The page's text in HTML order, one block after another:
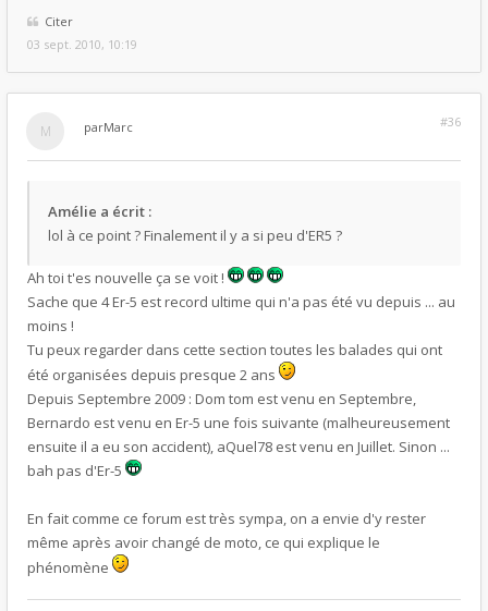
Citer
03 sept. 2010, 10:19
#36
parMarc
Amélie a écrit :
lol à ce point ? Finalement il y a si peu d'ER5 ?
Ah toi t'es nouvelle ça se voit !
Sache que 4 Er-5 est record ultime qui n'a pas été vu depuis ... au
moins !
Tu peux regarder dans cette section toutes les balades qui ont
été organisées depuis presque 2 ans
Depuis Septembre 2009 : Dom tom est venu en Septembre,
Bernardo est venu en Er-5 une fois suivante (malheureusement
ensuite il a eu son accident), aQuel78 est venu en Juillet. Sinon ...
bah pas d'Er-5
En fait comme ce forum est très sympa, on a envie d'y rester
même après avoir changé de moto, ce qui explique le
phénomène